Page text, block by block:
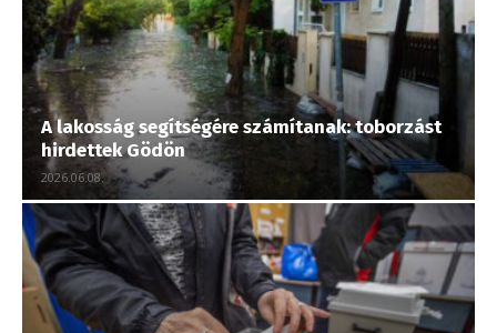
A lakosság segítségére számítanak: toborzást
hirdettek Gödön
2026.06.08.